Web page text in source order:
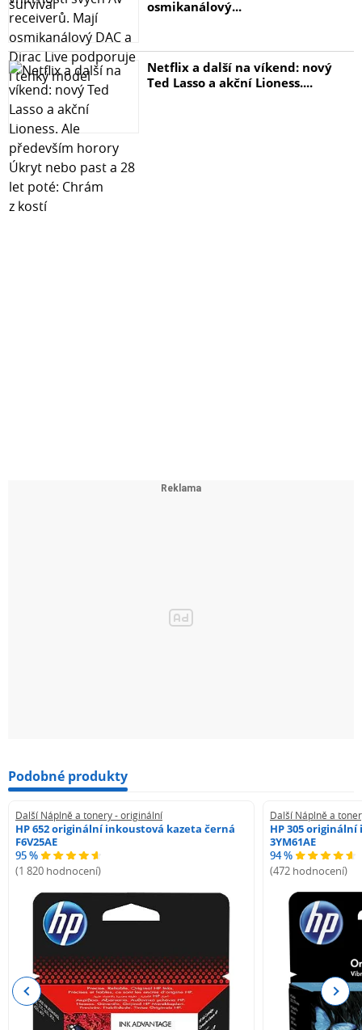
osmikanálový...
Netflix a další na víkend: nový
Ted Lasso a akční Lioness....
Podobné produkty
Další Náplně a tonery - originální
HP 652 originální inkoustová kazeta černá
F6V25AE
95 %
(1 820 hodnocení)
Další Náplně a
HP 305
3YM61AE
94 %
(472 hodnocení)
Previous Next